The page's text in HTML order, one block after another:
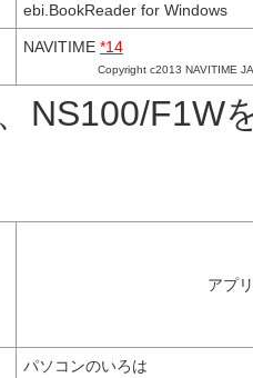
ebi.BookReader for Windows
NAVITIME *14
Copyright c2013 NAVITIME
NS100/F1W
アプ
パソコンのいろは